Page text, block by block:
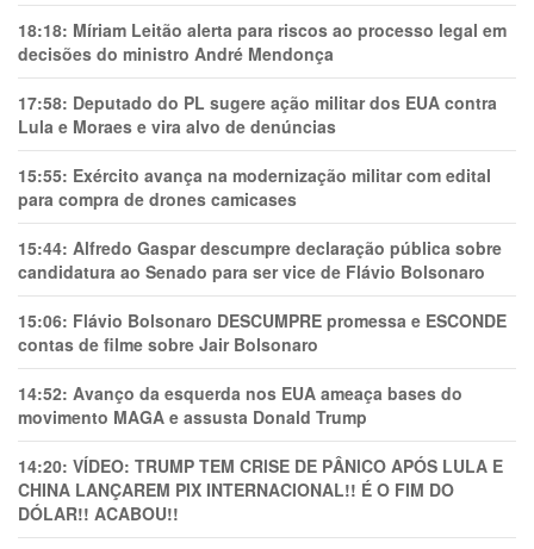
18:18: Míriam Leitão alerta para riscos ao processo legal em
decisões do ministro André Mendonça
17:58: Deputado do PL sugere ação militar dos EUA contra
Lula e Moraes e vira alvo de denúncias
15:55: Exército avança na modernização militar com edital
para compra de drones camicases
15:44: Alfredo Gaspar descumpre declaração pública sobre
candidatura ao Senado para ser vice de Flávio Bolsonaro
15:06: Flávio Bolsonaro DESCUMPRE promessa e ESCONDE
contas de filme sobre Jair Bolsonaro
14:52: Avanço da esquerda nos EUA ameaça bases do
movimento MAGA e assusta Donald Trump
14:20: VÍDEO: TRUMP TEM CRlSE DE PÂNlCO APÓS LULA E
CHINA LANÇAREM PIX INTERNACIONAL!! É O FIM DO
DÓLAR!! ACABOU!!